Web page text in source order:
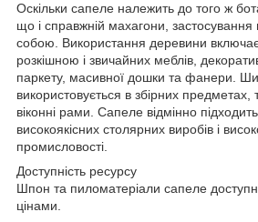
Оскільки сапеле належить до того ж
що і справжній махагони, застосування
собою. Використання деревини
розкішною і звичайних меблів,
паркету, масивної дошки та фанери.
використовується в збірних предметах,
віконні рами. Сапеле відмінно
високоякісних столярних виробів і
промисловості.
Доступність ресурсу
Шпон та пиломатеріали сапеле
цінами.